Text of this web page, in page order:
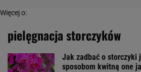
Więcej o:
pielęgnacja storczyków
Jak zadbać o storczyki
sposobom kwitną one